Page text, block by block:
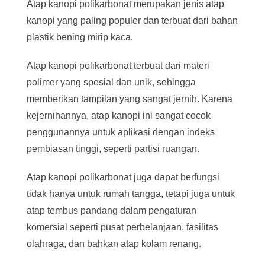
Atap kanopi polikarbonat merupakan jenis atap
kanopi yang paling populer dan terbuat dari bahan
plastik bening mirip kaca.
Atap kanopi polikarbonat terbuat dari materi
polimer yang spesial dan unik, sehingga
memberikan tampilan yang sangat jernih. Karena
kejernihannya, atap kanopi ini sangat cocok
penggunannya untuk aplikasi dengan indeks
pembiasan tinggi, seperti partisi ruangan.
Atap kanopi polikarbonat juga dapat berfungsi
tidak hanya untuk rumah tangga, tetapi juga untuk
atap tembus pandang dalam pengaturan
komersial seperti pusat perbelanjaan, fasilitas
olahraga, dan bahkan atap kolam renang.